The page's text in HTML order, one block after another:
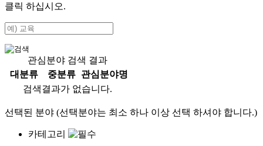
클릭 하십시오.
관심분야 검색 결과
대분류
중분류
관심분야명
검색결과가 없습니다.
선택된 분야 (선택분야는 최소 하나 이상 선택 하셔야 합니다.)
카테고리